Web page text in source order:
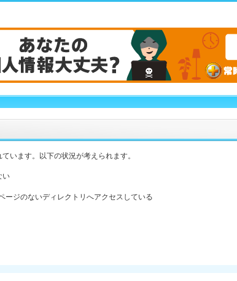
います。以下の状況が考えられます。
い
ージのないディレクトリへアクセスしている